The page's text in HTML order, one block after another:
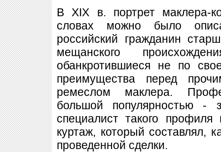
В XIX в. портрет маклера-
словах можно было
российский гражданин
мещанского
обанкротившиеся не по
преимущества перед
ремеслом маклера.
большой популярностью -
специалист такого
куртаж, который составлял,
проведенной сделки.